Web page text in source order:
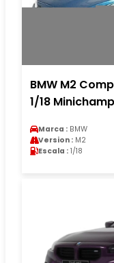
BMW M2
1/18
Marca : BMW
Version : M2
Escala : 1/18